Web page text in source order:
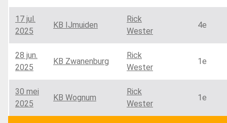
17 jul.
2025
KB IJmuiden
Rick
Wester
4e
28 jun.
2025
KB Zwanenburg
Rick
Wester
1e
30 mei
2025
KB Wognum
Rick
Wester
1e